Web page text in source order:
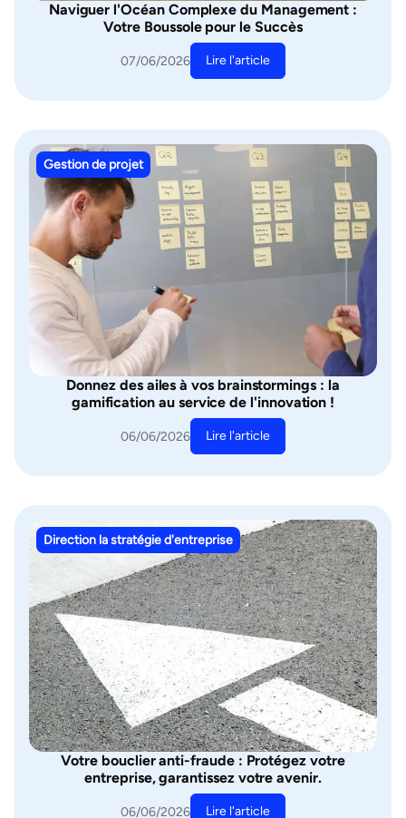
Naviguer l'Océan Complexe du Management :
Votre Boussole pour le Succès
07/06/2026 Lire l'article
Gestion de projet
Donnez des ailes à vos brainstormings : la
gamification au service de l'innovation !
06/06/2026 Lire l'article
Direction la stratégie d'entreprise
Votre bouclier anti-fraude : Protégez votre
entreprise, garantissez votre avenir.
06/06/2026 Lire l'article